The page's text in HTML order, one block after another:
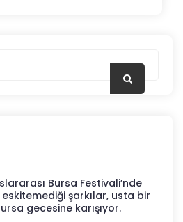
Bursa Festivali’nde
eskitemediği şarkılar, usta bir
gecesine karışıyor.